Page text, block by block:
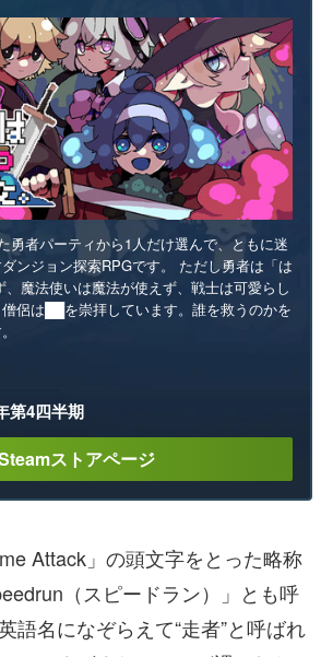
勇者パーティから1人だけ選んで、ともに迷
ンジョン探索RPGです。 ただし勇者は「は
魔法使いは魔法が使えず、戦士は可愛らし
侶は██を崇拝しています。誰を救うのかを
第4四半期
ストアページ
Attack」の頭文字をとった略称
（スピードラン）」とも呼
語名になぞらえて“走者”と呼ばれ